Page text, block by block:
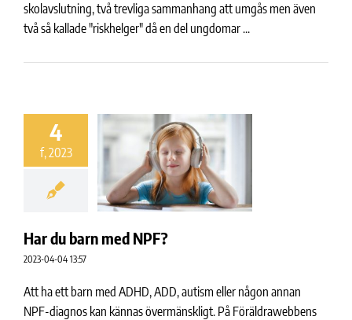
skolavslutning, två trevliga sammanhang att umgås men även
två så kallade "riskhelger" då en del ungdomar ...
4
f, 2023
Har du barn med NPF?
2023-04-04 13:57
Att ha ett barn med ADHD, ADD, autism eller någon annan
NPF-diagnos kan kännas övermänskligt. På Föräldrawebbens